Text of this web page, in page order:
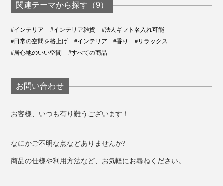
関連テーマから探す（9）
#インテリア #インテリア雑貨
#法人ギフト名入れ可能
#日常の空間を格上げ
#インテリア #香り
#リラックス
#居心地のいい空間
#すべての商品
お問い合わせ
お客様、いつも有り難うございます！
なにかご不明な点などありませんか?
商品の仕様や利用方法など、お気軽にお尋ねください。